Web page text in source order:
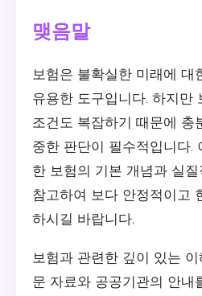
맺음말
보험은 불확실한 미래에 대
유용한 도구입니다. 하지만
조건도 복잡하기 때문에 충
중한 판단이 필수적입니다.
한 보험의 기본 개념과 실
참고하여 보다 안정적이고
하시길 바랍니다.
보험과 관련한 깊이 있는
문 자료와 공공기관의 안내